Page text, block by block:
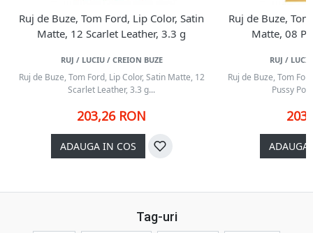
Ruj de Buze, Tom Ford, Lip Color, Satin
Matte, 12 Scarlet Leather, 3.3 g
RUJ / LUCIU / CREION BUZE
Ruj de Buze, Tom Ford, Lip Color, Satin Matte, 12
Scarlet Leather, 3.3 g...
203,26 RON
ADAUGA IN COS
Ruj de Buze,
Matte, 08
RUJ /
Ruj de Buze, Tom
Pussy
ADAUGA
Tag-uri